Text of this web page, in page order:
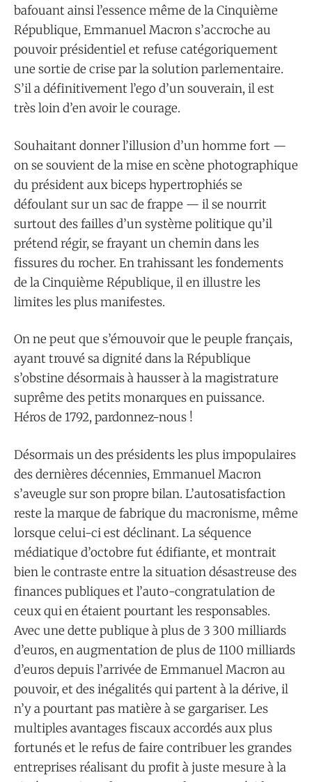
bafouant ainsi l’essence même de la Cinquième
République, Emmanuel Macron s’accroche au
pouvoir présidentiel et refuse catégoriquement
une sortie de crise par la solution parlementaire.
S’il a définitivement l’ego d’un souverain, il est
très loin d’en avoir le courage.
Souhaitant donner l’illusion d’un homme fort —
on se souvient de la mise en scène photographique
du président aux biceps hypertrophiés se
défoulant sur un sac de frappe — il se nourrit
surtout des failles d’un système politique qu’il
prétend régir, se frayant un chemin dans les
fissures du rocher. En trahissant les fondements
de la Cinquième République, il en illustre les
limites les plus manifestes.
On ne peut que s’émouvoir que le peuple français,
ayant trouvé sa dignité dans la République
s’obstine désormais à hausser à la magistrature
suprême des petits monarques en puissance.
Héros de 1792, pardonnez-nous !
Désormais un des présidents les plus impopulaires
des dernières décennies, Emmanuel Macron
s’aveugle sur son propre bilan. L’autosatisfaction
reste la marque de fabrique du macronisme, même
lorsque celui-ci est déclinant. La séquence
médiatique d’octobre fut édifiante, et montrait
bien le contraste entre la situation désastreuse des
finances publiques et l’auto-congratulation de
ceux qui en étaient pourtant les responsables.
Avec une dette publique à plus de 3 300 milliards
d’euros, en augmentation de plus de 1100 milliards
d’euros depuis l’arrivée de Emmanuel Macron au
pouvoir, et des inégalités qui partent à la dérive, il
n’y a pourtant pas matière à se gargariser. Les
multiples avantages fiscaux accordés aux plus
fortunés et le refus de faire contribuer les grandes
entreprises réalisant du profit à juste mesure à la